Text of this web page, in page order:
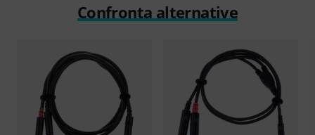
Confronta alternative